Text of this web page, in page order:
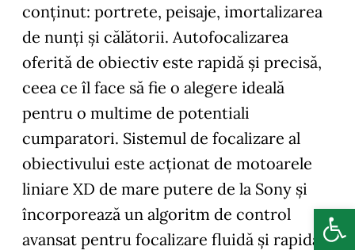
conținut: portrete, peisaje, imortalizarea
de nunți și călătorii. Autofocalizarea
oferită de obiectiv este rapidă și precisă,
ceea ce îl face să fie o alegere ideală
pentru o multime de potentiali
cumparatori. Sistemul de focalizare al
obiectivului este acționat de motoarele
liniare XD de mare putere de la Sony și
încorporează un algoritm de control
avansat pentru focalizare fluidă și rapidă.